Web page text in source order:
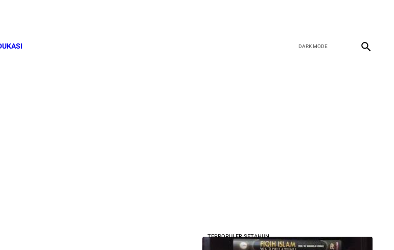
TERPOPULER SETAHUN